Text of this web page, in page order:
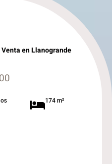
en Llanogrande
174 m²